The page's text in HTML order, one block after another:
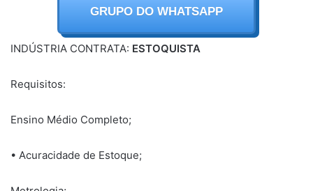
GRUPO DO WHATSAPP
INDÚSTRIA CONTRATA: ESTOQUISTA
Requisitos:
Ensino Médio Completo;
• Acuracidade de Estoque;